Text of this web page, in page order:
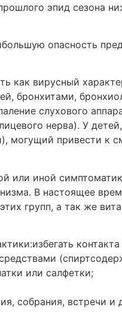
эпид сезона
опасность
вирусный
бронхитами,
слухового
нерва). У
могущий привести к
или иной
В настоящее
групп, а так же
или салфетки;
собрания, встречи и